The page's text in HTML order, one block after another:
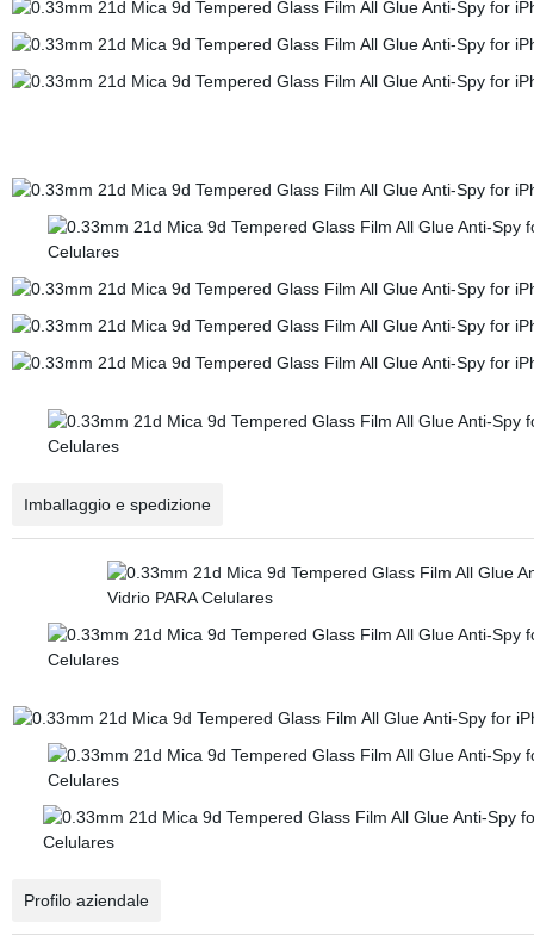
Imballaggio e spedizione
Profilo aziendale